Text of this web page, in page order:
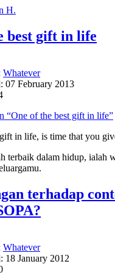
best gift in life
Whatever
07 February 2013
“One of the best gift in life”
in life, is time that you
terbaik dalam hidup, ialah
terhadap
Whatever
18 January 2012